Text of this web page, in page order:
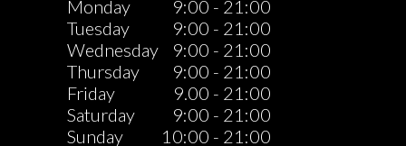
Monday
9:00 - 21:00
Tuesday
9:00 - 21:00
Wednesday
9:00 - 21:00
Thursday
9:00 - 21:00
Friday
9.00 - 21:00
Saturday
9:00 - 21:00
Sunday
10:00 - 21:00